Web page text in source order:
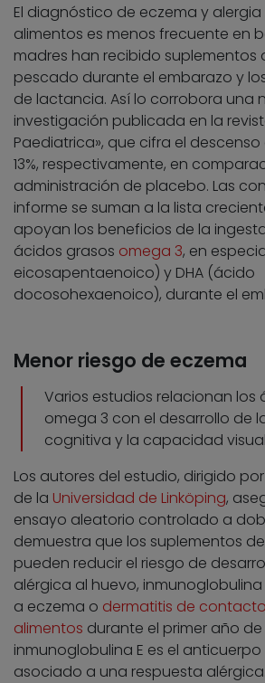
El diagnóstico de eczema y
alimentos es menos frecuente en
madres han recibido suplementos
pescado durante el embarazo y
de lactancia. Así lo corrobora una
investigación publicada en la
Paediatrica», que cifra el descenso
13%, respectivamente, en
administración de placebo. Las
informe se suman a la lista
apoyan los beneficios de la
ácidos grasos omega 3, en
eicosapentaenoico) y DHA (ácido
docosohexaenoico), durante el
Menor riesgo de eczema
Varios estudios relacionan los
omega 3 con el desarrollo de
cognitiva y la capacidad
Los autores del estudio, dirigido
de la Universidad de Linköping,
ensayo aleatorio controlado a
demuestra que los suplementos
pueden reducir el riesgo de
alérgica al huevo, inmunoglobulina
a eczema o dermatitis de contacto
alimentos durante el primer año de
inmunoglobulina E es el
asociado a una respuesta alérgica.